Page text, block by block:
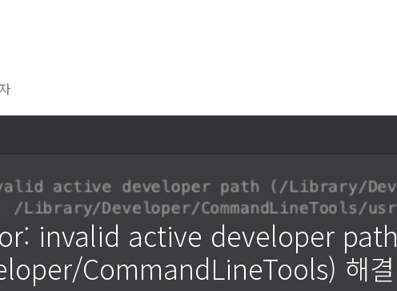
invalid active developer path
CommandLineTools) 해결